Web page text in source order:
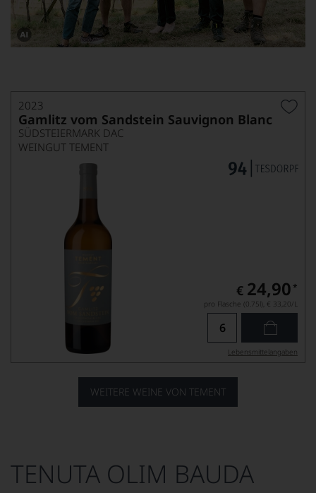
Dieses
KI
verändert.
2023
Gamlitz vom Sandstein Sauvignon Blanc
SÜDSTEIERMARK DAC
WEINGUT TEMENT
€ 24,90 *
pro Flasche (0.75l), € 33,20/L
Lebensmittel­angaben
WEITERE WEINE VON TEMENT
TENUTA OLIM BAUDA